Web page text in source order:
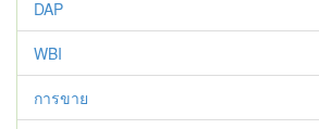
DAP
WBI
การขาย